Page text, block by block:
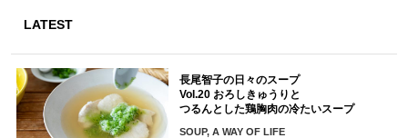
LATEST
長尾智子の日々のスープ
Vol.20 おろしきゅうりと
つるんとした鶏胸肉の冷たいスープ
SOUP, A WAY OF LIFE